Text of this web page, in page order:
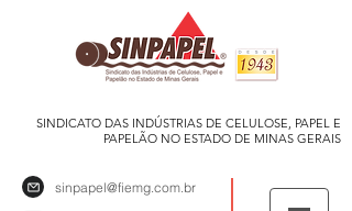
SINDICATO DAS INDÚSTRIAS DE CELULOSE, PAPEL E
PAPELÃO NO ESTADO DE MINAS GERAIS
sinpapel@fiemg.com.br